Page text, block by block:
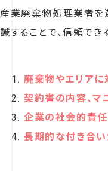
産業廃棄物処理業者を
識することで、信頼でき
廃棄物やエリア
契約書の内容、マ
企業の社会的責任
長期的な付き合